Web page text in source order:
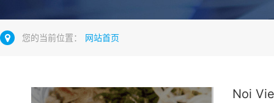
您的当前位置： 网站首页
Noi